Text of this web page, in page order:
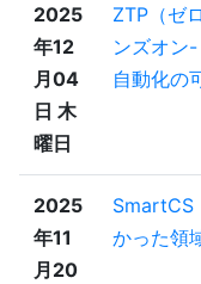
2025
年12
月04
日 木
曜日
ZTP（ゼ
ンズオン
自動化の
2025
年11
月20
SmartCS
かった領